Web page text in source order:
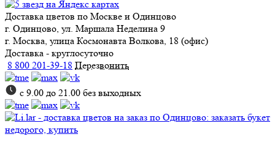
Доставка цветов по Москве и Одинцово
г. Одинцово, ул. Маршала Неделина 9
г. Москва, улица Космонавта Волкова, 18 (офис)
Доставка - круглосуточно
8 800 201-39-18 Перезвонить
с 9.00 до 21.00 без выходных